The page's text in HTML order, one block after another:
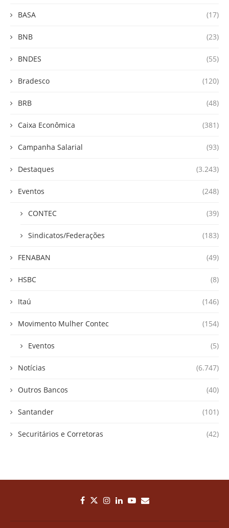
BASA (17)
BNB (23)
BNDES (55)
Bradesco (120)
BRB (48)
Caixa Econômica (381)
Campanha Salarial (93)
Destaques (3.243)
Eventos (248)
CONTEC (39)
Sindicatos/Federações (183)
FENABAN (49)
HSBC (8)
Itaú (146)
Movimento Mulher Contec (154)
Eventos (5)
Notícias (6.747)
Outros Bancos (40)
Santander (101)
Securitários e Corretoras (42)